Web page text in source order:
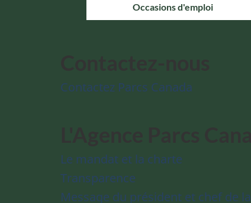
Occasions d'emploi
Contactez Parcs Canada
Le mandat et la charte
Transparence
Message du président et chef de la